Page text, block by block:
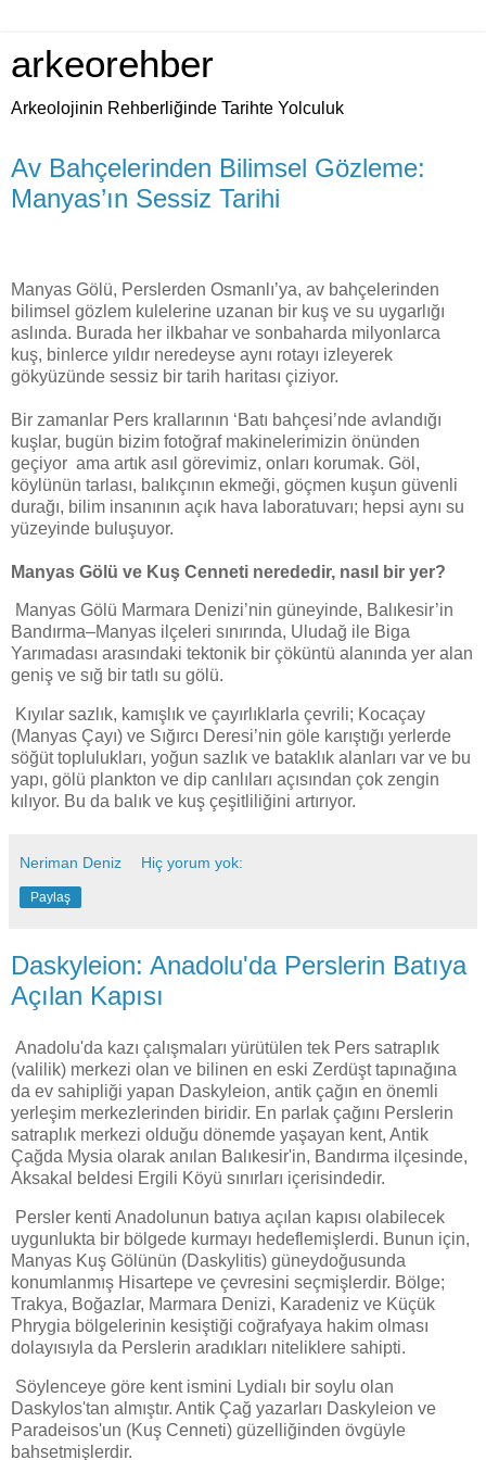
arkeorehber
Arkeolojinin Rehberliğinde Tarihte Yolculuk
Av Bahçelerinden Bilimsel Gözleme:
Manyas’ın Sessiz Tarihi
Manyas Gölü, Perslerden Osmanlı’ya, av bahçelerinden
bilimsel gözlem kulelerine uzanan bir kuş ve su uygarlığı
aslında. Burada her ilkbahar ve sonbaharda milyonlarca
kuş, binlerce yıldır neredeyse aynı rotayı izleyerek
gökyüzünde sessiz bir tarih haritası çiziyor.
Bir zamanlar Pers krallarının ‘Batı bahçesi’nde avlandığı
kuşlar, bugün bizim fotoğraf makinelerimizin önünden
geçiyor ama artık asıl görevimiz, onları korumak. Göl,
köylünün tarlası, balıkçının ekmeği, göçmen kuşun güvenli
durağı, bilim insanının açık hava laboratuvarı; hepsi aynı su
yüzeyinde buluşuyor.
Manyas Gölü ve Kuş Cenneti nerededir, nasıl bir yer?
Manyas Gölü Marmara Denizi’nin güneyinde, Balıkesir’in
Bandırma–Manyas ilçeleri sınırında, Uludağ ile Biga
Yarımadası arasındaki tektonik bir çöküntü alanında yer alan
geniş ve sığ bir tatlı su gölü.
Kıyılar sazlık, kamışlık ve çayırlıklarla çevrili; Kocaçay
(Manyas Çayı) ve Sığırcı Deresi’nin göle karıştığı yerlerde
söğüt toplulukları, yoğun sazlık ve bataklık alanları var ve bu
yapı, gölü plankton ve dip canlıları açısından çok zengin
kılıyor. Bu da balık ve kuş çeşitliliğini artırıyor.
Neriman Deniz Hiç yorum yok:
Paylaş
Daskyleion: Anadolu'da Perslerin Batıya
Açılan Kapısı
Anadolu'da kazı çalışmaları yürütülen tek Pers satraplık
(valilik) merkezi olan ve bilinen en eski Zerdüşt tapınağına
da ev sahipliği yapan Daskyleion, antik çağın en önemli
yerleşim merkezlerinden biridir. En parlak çağını Perslerin
satraplık merkezi olduğu dönemde yaşayan kent, Antik
Çağda Mysia olarak anılan Balıkesir'in, Bandırma ilçesinde,
Aksakal beldesi Ergili Köyü sınırları içerisindedir.
Persler kenti Anadolunun batıya açılan kapısı olabilecek
uygunlukta bir bölgede kurmayı hedeflemişlerdi. Bunun için,
Manyas Kuş Gölünün (Daskylitis) güneydoğusunda
konumlanmış Hisartepe ve çevresini seçmişlerdir. Bölge;
Trakya, Boğazlar, Marmara Denizi, Karadeniz ve Küçük
Phrygia bölgelerinin kesiştiği coğrafyaya hakim olması
dolayısıyla da Perslerin aradıkları niteliklere sahipti.
Söylenceye göre kent ismini Lydialı bir soylu olan
Daskylos'tan almıştır. Antik Çağ yazarları Daskyleion ve
Paradeisos'un (Kuş Cenneti) güzelliğinden övgüyle
bahsetmişlerdir.